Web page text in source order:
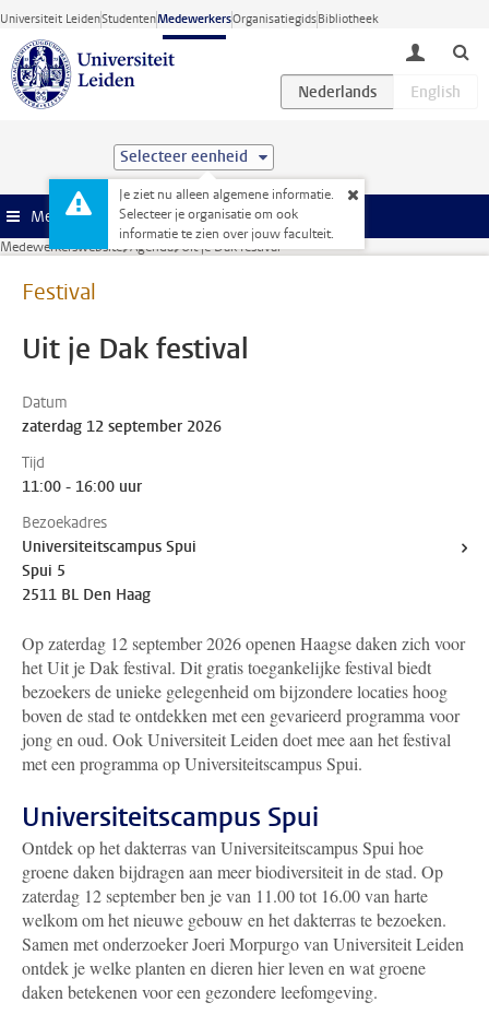
Ga direct naar de inhoud
Universiteit LeidenStudentenMedewerkersOrganisatiegidsBibliotheek
toggle
Selecteer eenheid
Je ziet nu alleen algemene informatie.
Selecteer je organisatie om ook
informatie te zien over jouw faculteit.
Menu
Medewerkerswebsite Agenda Uit je Dak festival
Festival
Uit je Dak festival
Datum
zaterdag 12 september 2026
Tijd
11:00 - 16:00 uur
Bezoekadres
Universiteitscampus Spui
Spui 5
2511 BL Den Haag
Op zaterdag 12 september 2026 openen Haagse daken zich voor
het Uit je Dak festival. Dit gratis toegankelijke festival biedt
bezoekers de unieke gelegenheid om bijzondere locaties hoog
boven de stad te ontdekken met een gevarieerd programma voor
jong en oud. Ook Universiteit Leiden doet mee aan het festival
met een programma op Universiteitscampus Spui.
Universiteitscampus Spui
Ontdek op het dakterras van Universiteitscampus Spui hoe
groene daken bijdragen aan meer biodiversiteit in de stad. Op
zaterdag 12 september ben je van 11.00 tot 16.00 van harte
welkom om het nieuwe gebouw en het dakterras te bezoeken.
Samen met onderzoeker Joeri Morpurgo van Universiteit Leiden
ontdek je welke planten en dieren hier leven en wat groene
daken betekenen voor een gezondere leefomgeving.